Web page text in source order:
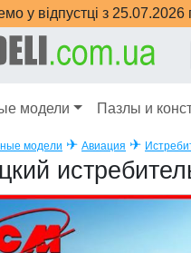
у відпустці з
модели Пазлы и
модели ✈ Авиация ✈